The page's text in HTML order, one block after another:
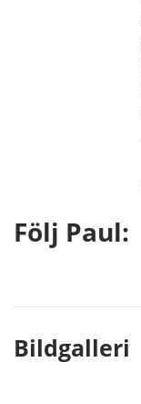
Följ Paul:
Bildgalleri